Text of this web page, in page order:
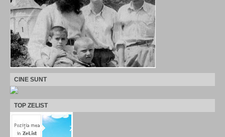
CINE SUNT
TOP ZELIST